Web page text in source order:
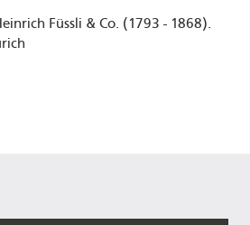
Füssli & Co. (1793 - 1868).